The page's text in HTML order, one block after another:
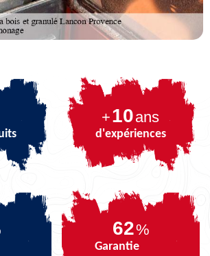
+10ans
d'expériences
74%
Garantie